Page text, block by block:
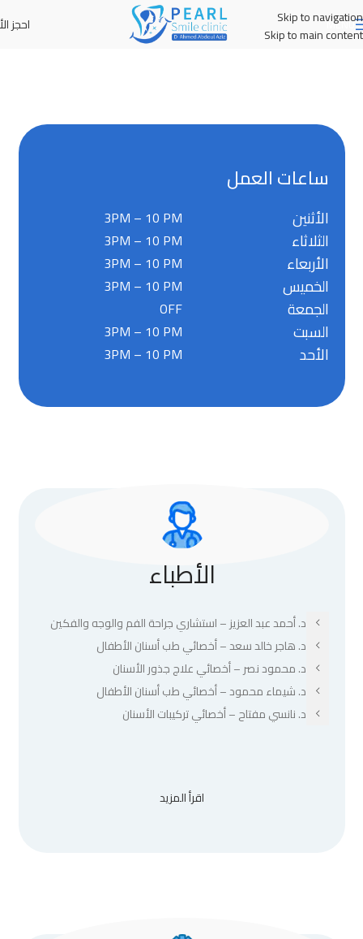
Skip to navigation
Skip to main content
MENU احجز
ساعات العمل
3PM – 10 PM الأثنين
3PM – 10 PM الثلاثاء
3PM – 10 PM الأربعاء
3PM – 10 PM الخميس
OFF الجمعة
3PM – 10 PM السبت
3PM – 10 PM الأحد
الأطباء
د. أحمد عبد العزيز – استشاري جراحة الفم والوجه والفكين
د. هاجر خالد سعد – أخصائي طب أسنان الأطفال
د. محمود نصر – أخصائي علاج جذور الأسنان
د. شيماء محمود – أخصائي طب أسنان الأطفال
د. نانسي مفتاح – أخصائي تركيبات الأسنان
اقرأ المزيد